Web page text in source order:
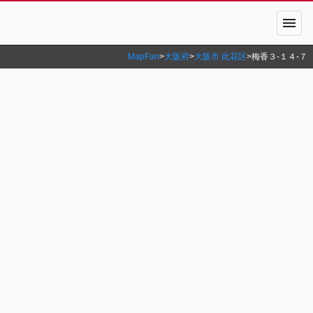
menu
MapFan>大阪府>大阪市 此花区>梅香３‐１４‐７